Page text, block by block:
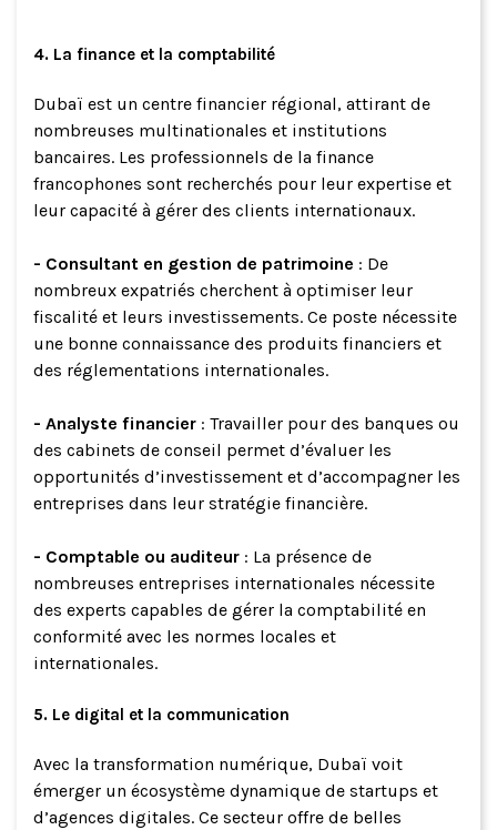
4. La finance et la comptabilité
Dubaï est un centre financier régional, attirant de
nombreuses multinationales et institutions
bancaires. Les professionnels de la finance
francophones sont recherchés pour leur expertise et
leur capacité à gérer des clients internationaux.
- Consultant en gestion de patrimoine : De
nombreux expatriés cherchent à optimiser leur
fiscalité et leurs investissements. Ce poste nécessite
une bonne connaissance des produits financiers et
des réglementations internationales.
- Analyste financier : Travailler pour des banques ou
des cabinets de conseil permet d’évaluer les
opportunités d’investissement et d’accompagner les
entreprises dans leur stratégie financière.
- Comptable ou auditeur : La présence de
nombreuses entreprises internationales nécessite
des experts capables de gérer la comptabilité en
conformité avec les normes locales et
internationales.
5. Le digital et la communication
Avec la transformation numérique, Dubaï voit
émerger un écosystème dynamique de startups et
d’agences digitales. Ce secteur offre de belles